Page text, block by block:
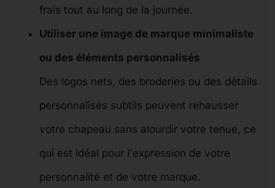
frais tout au long de la journée.
Utiliser une image de marque minimaliste
ou des éléments personnalisés
Des logos nets, des broderies ou des détails
personnalisés subtils peuvent rehausser
votre chapeau sans alourdir votre tenue, ce
qui est idéal pour l'expression de votre
personnalité et de votre marque.